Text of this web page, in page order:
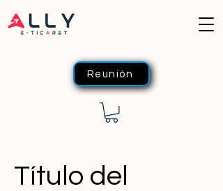
Reunión
Título del